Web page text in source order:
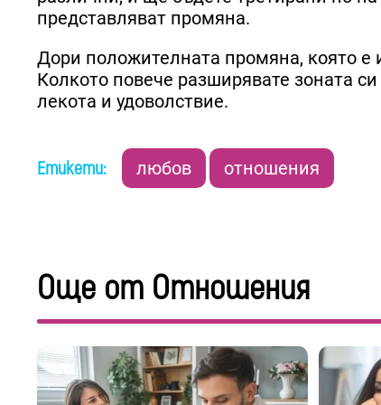
представляват промяна.
Дори положителната промяна, която е
Колкото повече разширявате зоната
лекота и удоволствие.
Етикети: любов отношения
Още от Отношения